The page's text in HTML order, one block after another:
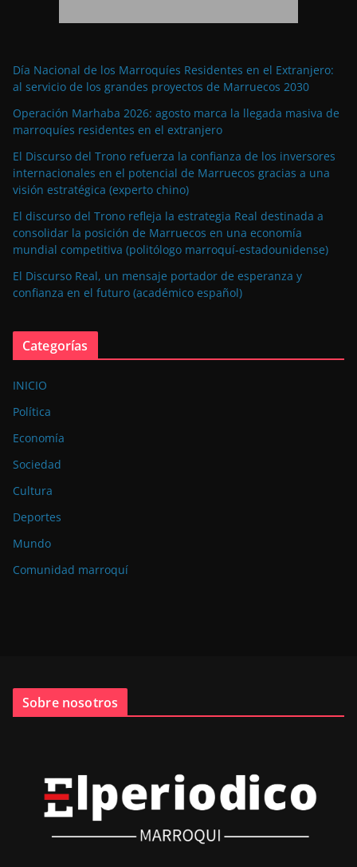
Día Nacional de los Marroquíes Residentes en el Extranjero:
al servicio de los grandes proyectos de Marruecos 2030
Operación Marhaba 2026: agosto marca la llegada masiva de
marroquíes residentes en el extranjero
El Discurso del Trono refuerza la confianza de los inversores
internacionales en el potencial de Marruecos gracias a una
visión estratégica (experto chino)
El discurso del Trono refleja la estrategia Real destinada a
consolidar la posición de Marruecos en una economía
mundial competitiva (politólogo marroquí-estadounidense)
El Discurso Real, un mensaje portador de esperanza y
confianza en el futuro (académico español)
Categorías
INICIO
Política
Economía
Sociedad
Cultura
Deportes
Mundo
Comunidad marroquí
Sobre nosotros